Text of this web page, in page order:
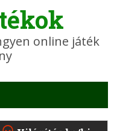
online játék